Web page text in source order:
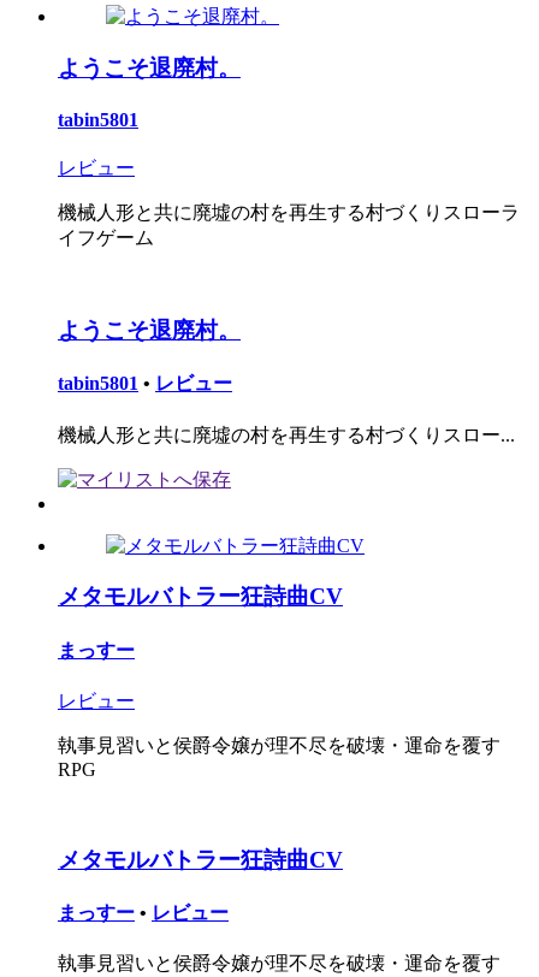
ようこそ退廃村。
tabin5801
レビュー
機械人形と共に廃墟の村を再生する村づくりスローラ
イフゲーム
ようこそ退廃村。
tabin5801 • レビュー
機械人形と共に廃墟の村を再生する村づくりスロー...
メタモルバトラー狂詩曲CV
まっすー
レビュー
執事見習いと侯爵令嬢が理不尽を破壊・運命を覆す
RPG
メタモルバトラー狂詩曲CV
まっすー • レビュー
執事見習いと侯爵令嬢が理不尽を破壊・運命を覆す